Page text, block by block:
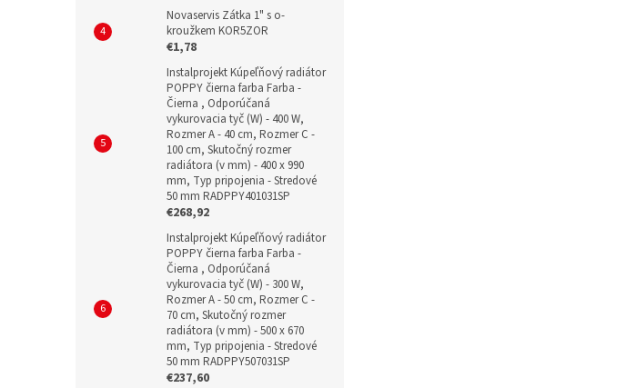
Novaservis Zátka 1" s o-
kroužkem KOR5ZOR
€1,78
Instalprojekt Kúpeľňový radiátor
POPPY čierna farba Farba -
Čierna , Odporúčaná
vykurovacia tyč (W) - 400 W,
Rozmer A - 40 cm, Rozmer C -
100 cm, Skutočný rozmer
radiátora (v mm) - 400 x 990
mm, Typ pripojenia - Stredové
50 mm RADPPY401031SP
€268,92
Instalprojekt Kúpeľňový radiátor
POPPY čierna farba Farba -
Čierna , Odporúčaná
vykurovacia tyč (W) - 300 W,
Rozmer A - 50 cm, Rozmer C -
70 cm, Skutočný rozmer
radiátora (v mm) - 500 x 670
mm, Typ pripojenia - Stredové
50 mm RADPPY507031SP
€237,60